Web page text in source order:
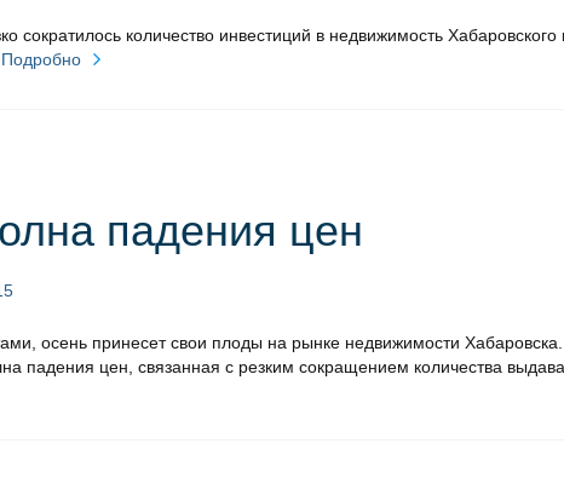
сократилось количество инвестиций в недвижимость
Подробно
падения цен
осень принесет свои плоды на рынке недвижимости
падения цен, связанная с резким сокращением количества